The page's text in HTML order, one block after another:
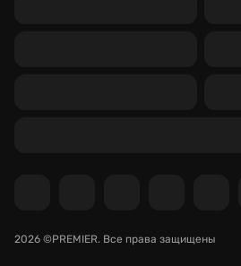
2026 ©PREMIER. Все права защищены